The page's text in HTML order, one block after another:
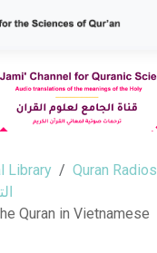
Library
Quran Radios
Quran in Vietnamese